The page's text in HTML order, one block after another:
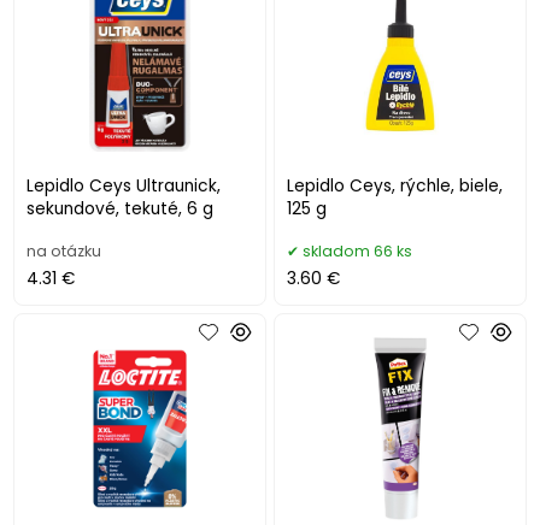
Lepidlo Ceys Ultraunick,
sekundové, tekuté, 6 g
na otázku
4.31 €
Lepidlo Ceys, rýchle, biele,
125 g
skladom 66 ks
3.60 €